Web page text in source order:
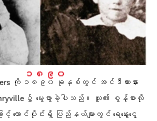
၁၈၉၀
ကို ၁၈၉၀ ခုနှစ်တွင် အင်ဒီယားနား
၌ မွေးဖွားခဲ့ပါသည်။ သူ၏ စွန့်စားလို
ာင့် တောင်ပိုင်းရှိ ပြည်နယ်များတွင် ရေနွေးငွေ့